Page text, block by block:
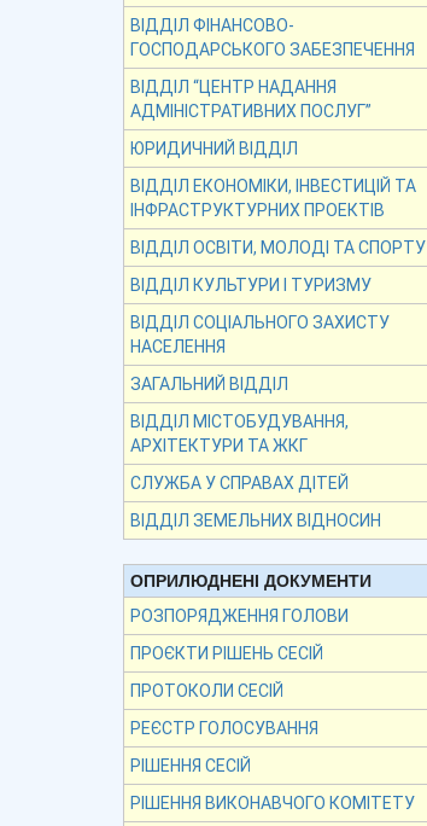
ВІДДІЛ ФІНАНСОВО-
ГОСПОДАРСЬКОГО ЗАБЕЗПЕЧЕННЯ
ВІДДІЛ “ЦЕНТР НАДАННЯ
АДМІНІСТРАТИВНИХ ПОСЛУГ”
ЮРИДИЧНИЙ ВІДДІЛ
ВІДДІЛ ЕКОНОМІКИ, ІНВЕСТИЦІЙ ТА
ІНФРАСТРУКТУРНИХ ПРОЕКТІВ
ВІДДІЛ ОСВІТИ, МОЛОДІ ТА СПОРТУ
ВІДДІЛ КУЛЬТУРИ І ТУРИЗМУ
ВІДДІЛ СОЦІАЛЬНОГО ЗАХИСТУ
НАСЕЛЕННЯ
ЗАГАЛЬНИЙ ВІДДІЛ
ВІДДІЛ МІСТОБУДУВАННЯ,
АРХІТЕКТУРИ ТА ЖКГ
СЛУЖБА У СПРАВАХ ДІТЕЙ
ВІДДІЛ ЗЕМЕЛЬНИХ ВІДНОСИН
ОПРИЛЮДНЕНІ ДОКУМЕНТИ
РОЗПОРЯДЖЕННЯ ГОЛОВИ
ПРОЄКТИ РІШЕНЬ СЕСІЙ
ПРОТОКОЛИ СЕСІЙ
РЕЄСТР ГОЛОСУВАННЯ
РІШЕННЯ СЕСІЙ
РІШЕННЯ ВИКОНАВЧОГО КОМІТЕТУ